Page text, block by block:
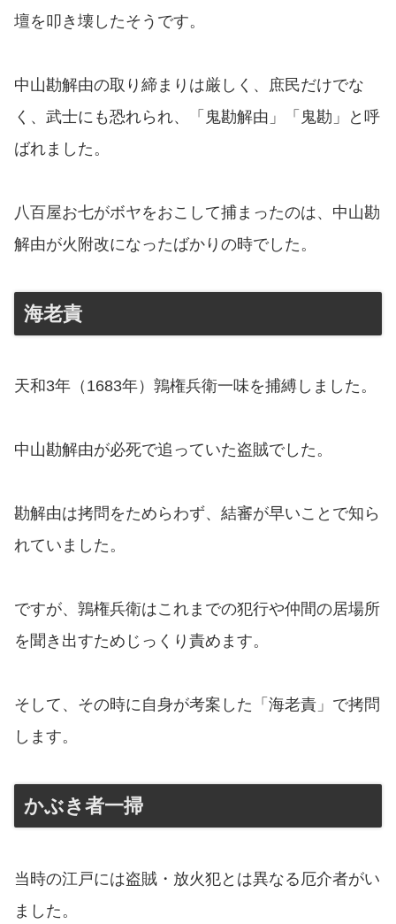
壇を叩き壊したそうです。
中山勘解由の取り締まりは厳しく、庶民だけでな
く、武士にも恐れられ、「鬼勘解由」「鬼勘」と呼
ばれました。
八百屋お七がボヤをおこして捕まったのは、中山勘
解由が火附改になったばかりの時でした。
海老責
天和3年（1683年）鶉権兵衛一味を捕縛しました。
中山勘解由が必死で追っていた盗賊でした。
勘解由は拷問をためらわず、結審が早いことで知ら
れていました。
ですが、鶉権兵衛はこれまでの犯行や仲間の居場所
を聞き出すためじっくり責めます。
そして、その時に自身が考案した「海老責」で拷問
します。
かぶき者一掃
当時の江戸には盗賊・放火犯とは異なる厄介者がい
ました。